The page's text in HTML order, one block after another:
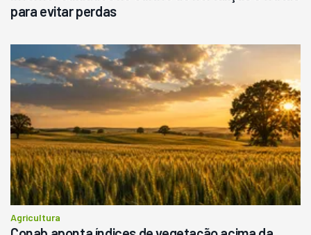
para evitar perdas
Agricultura